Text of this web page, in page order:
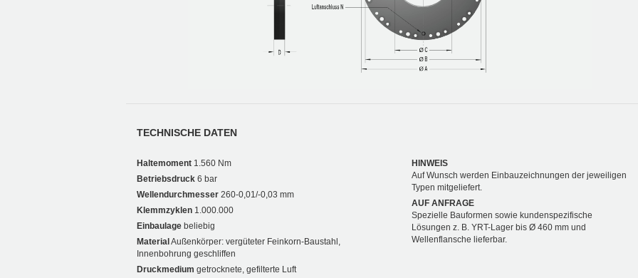
TECHNISCHE DATEN
Haltemoment 1.560 Nm
Betriebsdruck 6 bar
Wellendurchmesser 260-0,01/-0,03 mm
Klemmzyklen 1.000.000
Einbaulage beliebig
Material Außenkörper: vergüteter Feinkorn-Baustahl,
Innenbohrung geschliffen
Druckmedium getrocknete, gefilterte Luft
HINWEIS
Auf Wunsch werden Einbauzeichnungen der jeweiligen
Typen mitgeliefert.
AUF ANFRAGE
Spezielle Bauformen sowie kundenspezifische
Lösungen z. B. YRT-Lager bis Ø 460 mm und
Wellenflansche lieferbar.